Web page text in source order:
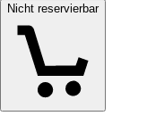
Nicht reservierbar